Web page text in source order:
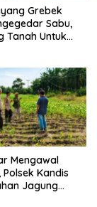
Grebek
Sabu,
Tanah Untuk
Mengawal
Kandis
Jagung